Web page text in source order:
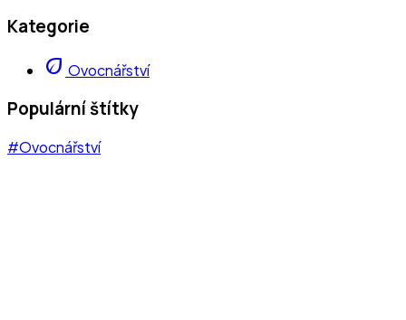
Kategorie
eco Ovocnářství
Populární štítky
#Ovocnářství